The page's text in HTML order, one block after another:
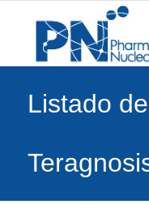
Listado